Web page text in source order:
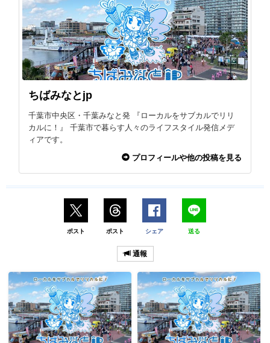
ちばみなとjp
千葉市中央区・千葉みなと発 『ローカルをサブカルでリリ
カルに！』 千葉市で暮らす人々のライフスタイル発信メデ
ィアです。
プロフィールや他の投稿を見る
ポスト ポスト シェア 送る
通報